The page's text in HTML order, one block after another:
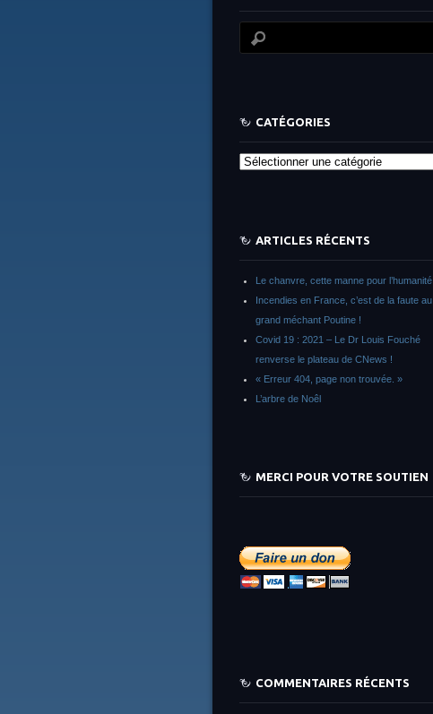
CATÉGORIES
Catégories
ARTICLES RÉCENTS
Le chanvre, cette manne pour l’humanité
Incendies en France, c’est de la faute au
grand méchant Poutine !
Covid 19 : 2021 – Le Dr Louis Fouché
renverse le plateau de CNews !
« Erreur 404, page non trouvée. »
L’arbre de Noêl
MERCI POUR VOTRE SOUTIEN
COMMENTAIRES RÉCENTS